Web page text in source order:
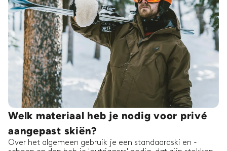
Welk materiaal heb je nodig voor privé
aangepast skiën?
Over het algemeen gebruik je een standaardski en -